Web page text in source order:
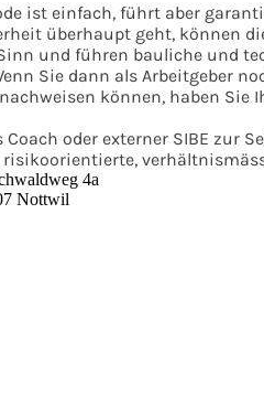
ist einfach, führt aber
überhaupt geht, können
und führen bauliche und
Sie dann als Arbeitgeber
können, haben Sie
Coach oder externer SIBE
risikoorientierte,
4a
Nottwil